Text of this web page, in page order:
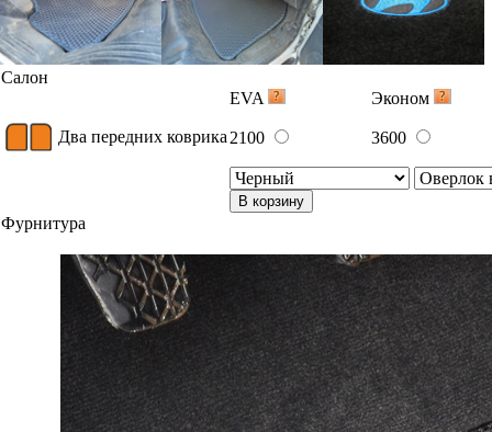
Салон
EVA
Эконом
Два передних коврика 2100 3600
В корзину
Фурнитура